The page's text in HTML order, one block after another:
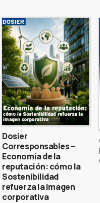
Dosier
Corresponsables –
Economía de la
reputación: cómo la
Sostenibilidad
refuerza la imagen
corporativa